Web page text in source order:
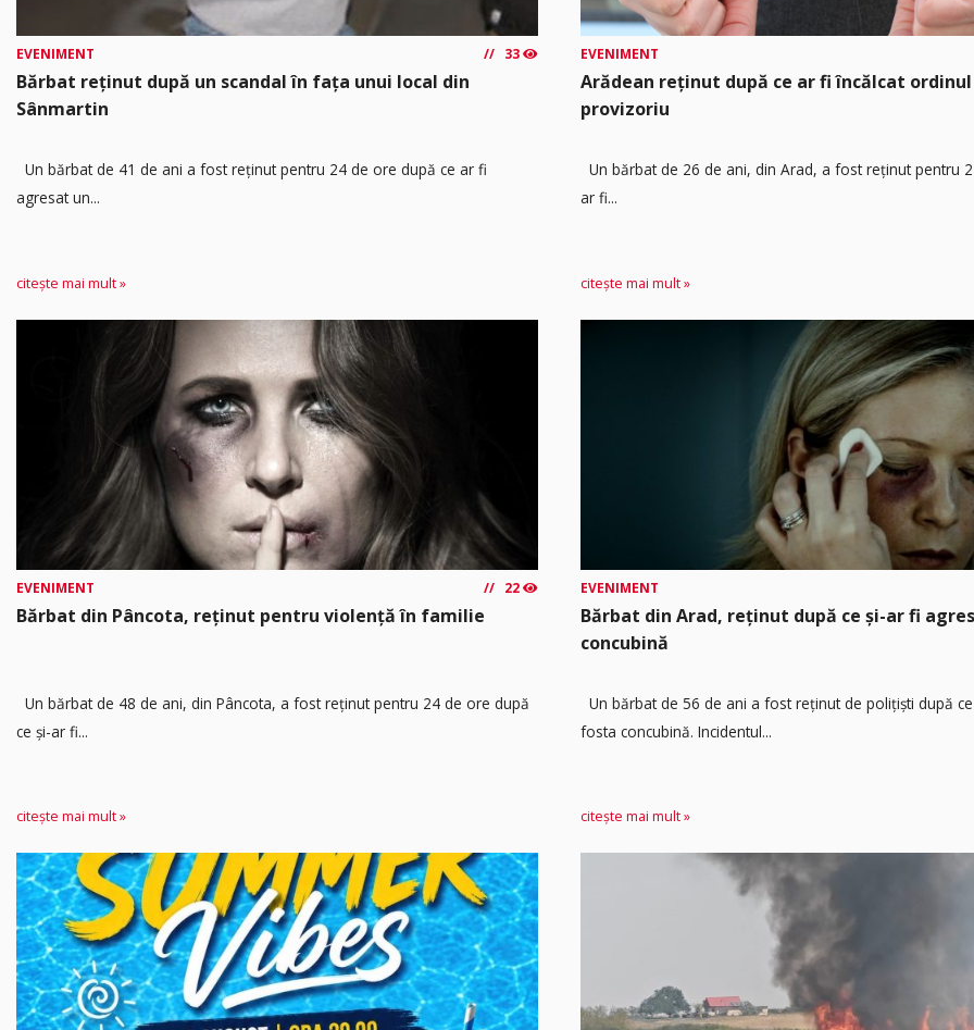
EVENIMENT 33
Bărbat reținut după un scandal în fața unui local din
Sânmartin
Un bărbat de 41 de ani a fost reținut pentru 24 de ore după ce ar fi
agresat un...
citește mai mult »
EVENIMENT
Arădean reținut după ce ar fi încălcat
provizoriu
Un bărbat de 26 de ani, din Arad, a fost reținut pentru
ar fi...
citește mai mult »
EVENIMENT 22
Bărbat din Pâncota, reținut pentru violență în familie
Un bărbat de 48 de ani, din Pâncota, a fost reținut pentru 24 de ore după
ce și-ar fi...
citește mai mult »
EVENIMENT
Bărbat din Arad, reținut după ce și-ar fi
concubină
Un bărbat de 56 de ani a fost reținut de polițiști după
fosta concubină. Incidentul...
citește mai mult »